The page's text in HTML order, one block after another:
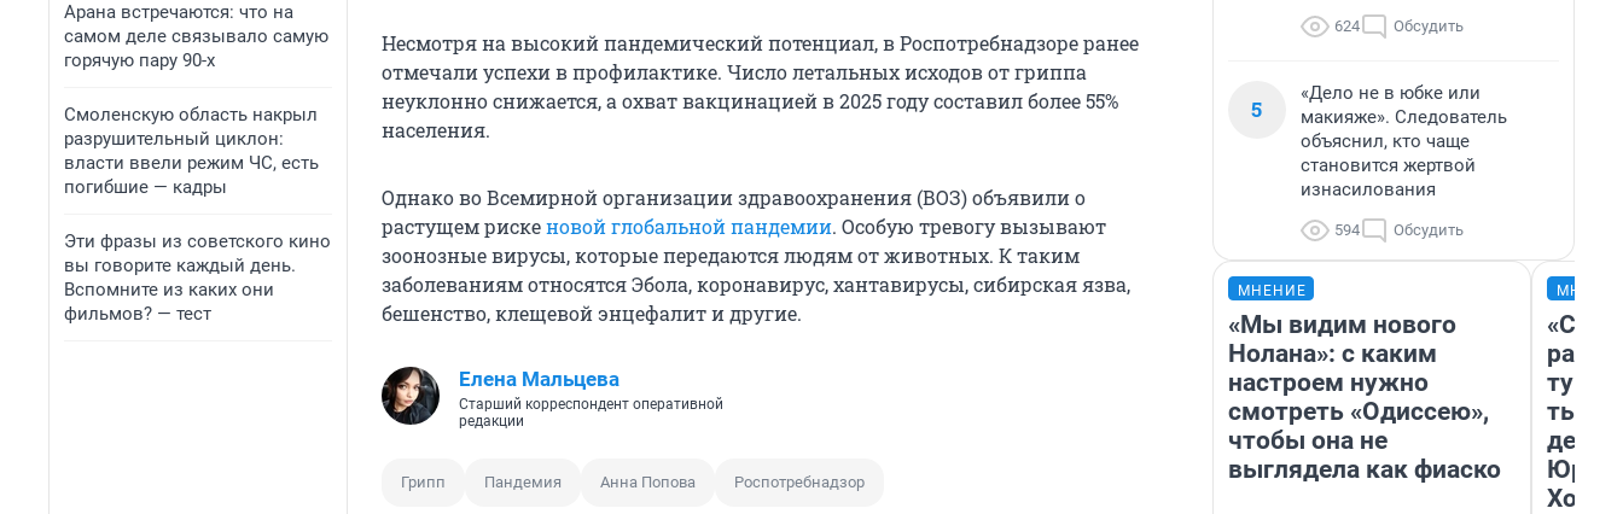
Арана встречаются: что на
самом деле связывало самую
горячую пару 90-х
Смоленскую область накрыл
разрушительный циклон:
власти ввели режим ЧС, есть
погибшие — кадры
Эти фразы из советского кино
вы говорите каждый день.
Вспомните из каких они
фильмов? — тест
Несмотря на высокий пандемический потенциал, в Роспотребнадзоре ранее
отмечали успехи в профилактике. Число летальных исходов от гриппа
неуклонно снижается, а охват вакцинацией в 2025 году составил более 55%
населения.
Однако во Всемирной организации здравоохранения (ВОЗ) объявили о
растущем рискеновой глобальной пандемии. Особую тревогу вызывают
зоонозные вирусы, которые передаются людям от животных. К таким
заболеваниям относятся Эбола, коронавирус, хантавирусы, сибирская язва,
бешенство, клещевой энцефалит и другие.
Елена Мальцева
Старший корреспондент оперативной
редакции
Грипп Пандемия Анна Попова Роспотребнадзор
624 Обсудить
5
«Дело не в юбке или
макияже». Следователь
объяснил, кто чаще
становится жертвой
изнасилования
594 Обсудить
МНЕНИЕ
«Мы видим нового
Нолана»: с каким
настроем нужно
смотреть «Одиссею»,
чтобы она не
выглядела как фиаско
день